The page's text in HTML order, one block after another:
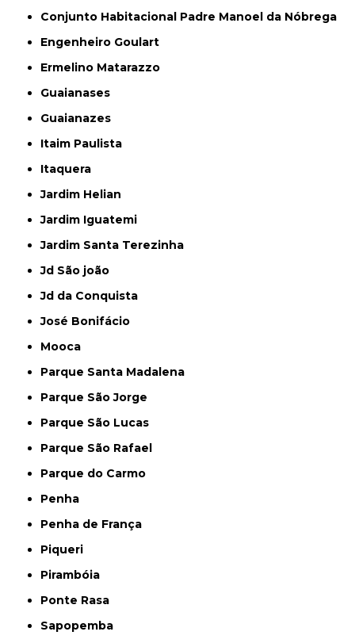
Conjunto Habitacional Padre Manoel da Nóbrega
Engenheiro Goulart
Ermelino Matarazzo
Guaianases
Guaianazes
Itaim Paulista
Itaquera
Jardim Helian
Jardim Iguatemi
Jardim Santa Terezinha
Jd São joão
Jd da Conquista
José Bonifácio
Mooca
Parque Santa Madalena
Parque São Jorge
Parque São Lucas
Parque São Rafael
Parque do Carmo
Penha
Penha de França
Piqueri
Pirambóia
Ponte Rasa
Sapopemba